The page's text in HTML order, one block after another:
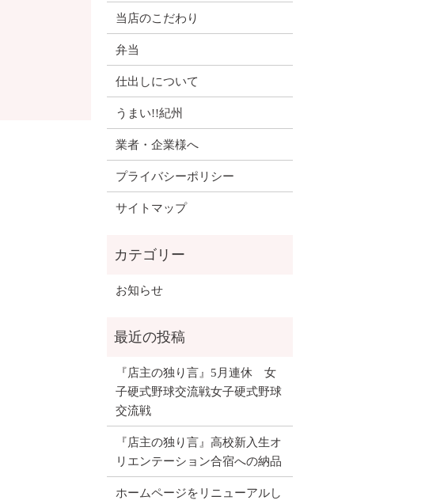
当店のこだわり
弁当
仕出しについて
うまい!!紀州
業者・企業様へ
プライバシーポリシー
サイトマップ
お知らせ
『店主の独り言』5月連休 女
子硬式野球交流戦女子硬式野球
交流戦
『店主の独り言』高校新入生オ
リエンテーション合宿への納品
ホームページをリニューアルし